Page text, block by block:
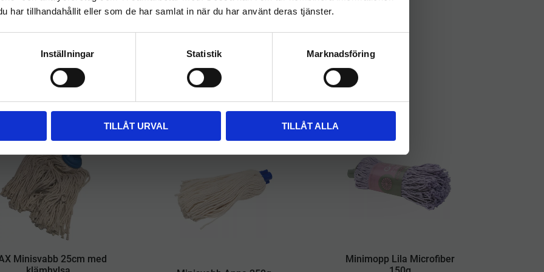
har tillhandahållit eller som de har samlat in när du har använt deras tjänster.
Inställningar Statistik Marknadsföring
TILLÅT URVAL TILLÅT ALLA
Relaterade produkter
Minisvabb 25cm med
Minimopp Lila Microfiber
FÖRETAG
Priser visas exkl. moms
PRIVAT
Priser visas inkl. moms